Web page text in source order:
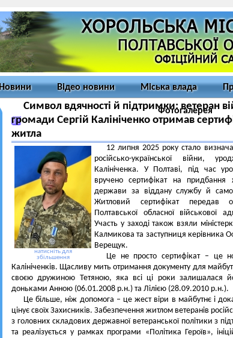
Новини Відео новини Міська влада
Фотогалерея
Символ вдячності й підтримки: ветеран
громади Сергій Калініченко отримав
житла
натисніть для
збільшення
12 липня 2025 року стало
російсько-української війни,
Калініченка. У Полтаві, під час
вручено сертифікат на
держави за віддану службу й
Житловий сертифікат передав
Полтавської обласної військової
Участь у заході також взяли
Калмикова та заступниця керівника
Верещук.
Це не просто сертифікат – це
Калініченків. Щасливу мить отримання документу для
своєю дружиною Тетяною, яка всі ці роки залишалася
доньками Анною (06.01.2008 р.н.) та Лілією (28.09.2010 р.н.).
Це більше, ніж допомога – це жест віри в майбутнє і
цінує своїх Захисників. Забезпечення житлом ветеранів
з головних складових державної ветеранської політики з
та реалізується у рамках програми «Політика Героїв»,